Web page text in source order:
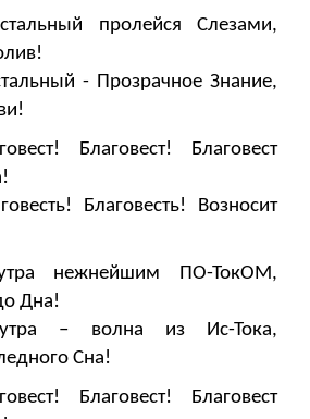
пролейся Слезами,
- Прозрачное Знание,
Благовест! Благовест
Благовесть! Возносит
нежнейшим ПО-ТокОМ,
Дна!
– волна из Ис-Тока,
Сна!
Благовест! Благовест